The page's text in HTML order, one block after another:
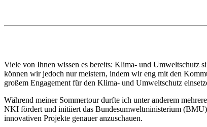
Viele von Ihnen wissen es bereits: Klima- und Umweltschutz
können wir jedoch nur meistern, indem wir eng mit den
großem Engagement für den Klima- und Umweltschutz
Während meiner Sommertour durfte ich unter anderem
NKI fördert und initiiert das Bundesumweltministerium
innovativen Projekte genauer anzuschauen.